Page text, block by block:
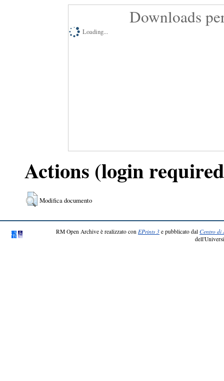
Downloads
Loading...
Actions (login
Modifica documento
RM Open Archive è realizzato con EPrints 3 e pubblicato dal Centro di